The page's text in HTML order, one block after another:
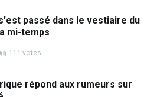
passé dans le vestiaire du
mi-temps
111 votes
répond aux rumeurs sur